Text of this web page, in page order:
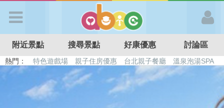
APP登入
首 頁
附近景點 搜尋景點 好康優惠 討論區
熱門： 特色遊戲場 親子住房優惠 台北親子餐廳
溫泉泡湯SPA
溜滑梯民宿
觀光工廠 日本親子景點